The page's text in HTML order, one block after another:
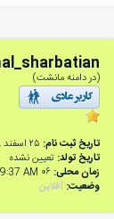
(در دامنه مانشت)
تاریخ ثبت نام: ۲۵ اسفند ۱۳۸۹
تاریخ تولد: تعیین نشده
زمان محلی: ۰۶ August 2026 , 09:37 AM
وضعیت: آفلاین